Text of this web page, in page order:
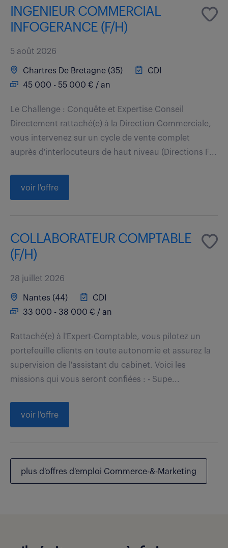
INGENIEUR COMMERCIAL
INFOGERANCE (F/H)
5 août 2026
Chartres De Bretagne (35)
CDI
45 000 - 55 000 € / an
Le Challenge : Conquête et Expertise Conseil
Directement rattaché(e) à la Direction Commerciale,
vous intervenez sur un cycle de vente complet
auprès d'interlocuteurs de haut niveau (Directions F...
voir l'offre
COLLABORATEUR COMPTABLE
(F/H)
28 juillet 2026
Nantes (44)
CDI
33 000 - 38 000 € / an
Rattaché(e) à l'Expert-Comptable, vous pilotez un
portefeuille clients en toute autonomie et assurez la
supervision de l'assistant du cabinet. Voici les
missions qui vous seront confiées : - Supe...
voir l'offre
plus d'offres d'emploi Commerce-&-Marketing